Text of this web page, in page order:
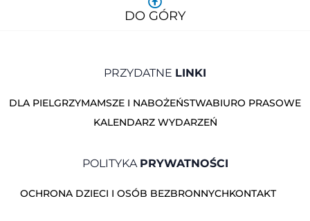
DO GÓRY
PRZYDATNE LINKI
DLA PIELGRZYMAMSZE I NABOŻEŃSTWABIURO PRASOWE
KALENDARZ WYDARZEŃ
POLITYKA PRYWATNOŚCI
OCHRONA DZIECI I OSÓB BEZBRONNYCHKONTAKT